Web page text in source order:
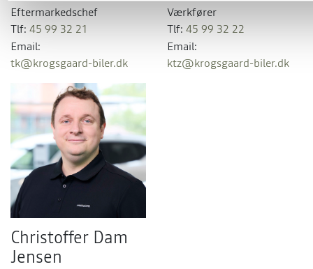
Eftermarkedschef
Tlf: 45 99 32 21
Email:
tk@krogsgaard-biler.dk
Værkfører
Tlf: 45 99 32 22
Email:
ktz@krogsgaard-biler.dk
Christoffer Dam
Jensen